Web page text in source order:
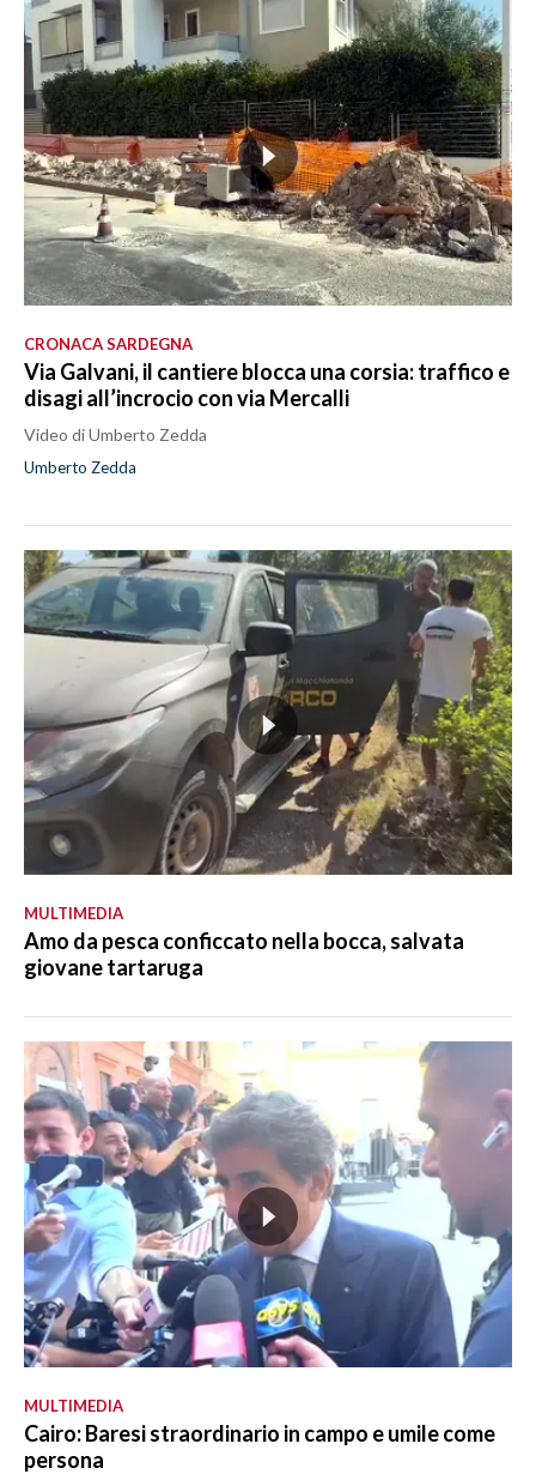
CRONACA SARDEGNA
Via Galvani, il cantiere blocca una corsia: traffico e
disagi all’incrocio con via Mercalli
Video di Umberto Zedda
Umberto Zedda
MULTIMEDIA
Amo da pesca conficcato nella bocca, salvata
giovane tartaruga
MULTIMEDIA
Cairo: Baresi straordinario in campo e umile come
persona